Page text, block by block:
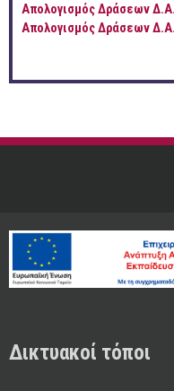
Απολογισμός Δράσεων
Απολογισμός Δράσεων
Δικτυακοί τόποι